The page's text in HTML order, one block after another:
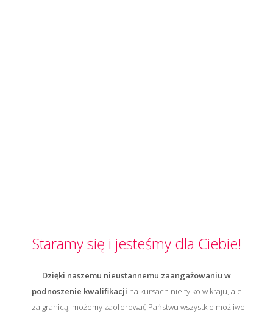
Staramy się i jesteśmy dla Ciebie!
Dzięki naszemu nieustannemu zaangażowaniu w
podnoszenie kwalifikacji na kursach nie tylko w kraju, ale
i za granicą, możemy zaoferować Państwu wszystkie możliwe